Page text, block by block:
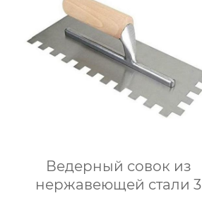
Ведерный совок из
нержавеющей стали 3